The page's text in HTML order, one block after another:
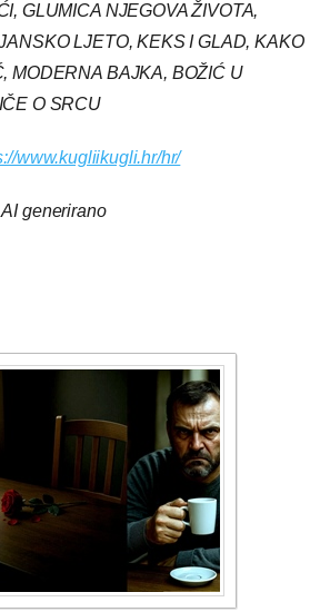
GLUMICA NJEGOVA ŽIVOTA,
LJETO, KEKS I GLAD, KAKO
MODERNA BAJKA, BOŽIĆ U
O SRCU
www.kugliikugli.hr/hr/
generirano